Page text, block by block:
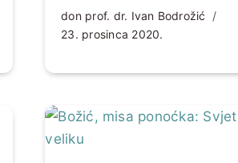
don prof. dr. Ivan Bodrožić
23. prosinca 2020.